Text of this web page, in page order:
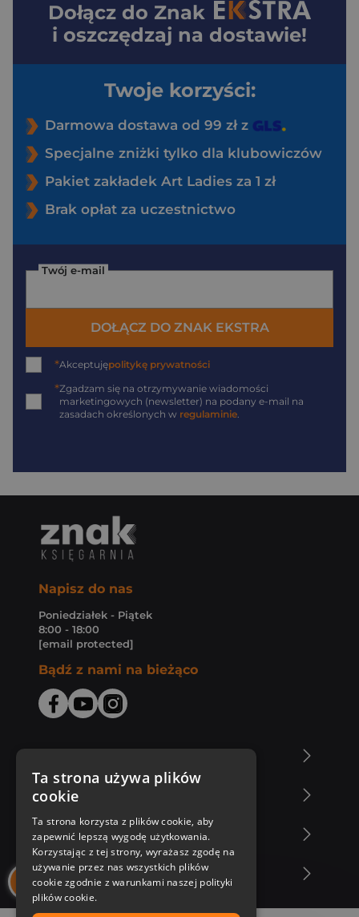
Dołącz do Znak
i oszczędzaj na dostawie!
Twoje korzyści:
Darmowa dostawa od 99 zł z
Specjalne zniżki tylko dla klubowiczów
Pakiet zakładek Art Ladies za 1 zł
Brak opłat za uczestnictwo
Twój e-mail
DOŁĄCZ DO ZNAK EKSTRA
*Akceptujępolitykę prywatności
*Zgadzam się na otrzymywanie wiadomości
marketingowych (newsletter) na podany e-mail na
zasadach określonych w regulaminie.
Napisz do nas
Poniedziałek - Piątek
8:00 - 18:00
[email protected]
Bądź z nami na bieżąco
Zakupy u nas
Nasza oferta
Nasi autorzy
Ta strona używa plików
cookie
Ta strona korzysta z plików cookie, aby
zapewnić lepszą wygodę użytkowania.
Korzystając z tej strony, wyrażasz zgodę na
używanie przez nas wszystkich plików
cookie zgodnie z warunkami naszej polityki
plików cookie.